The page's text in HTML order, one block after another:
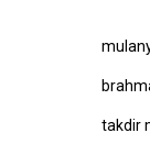
takdir